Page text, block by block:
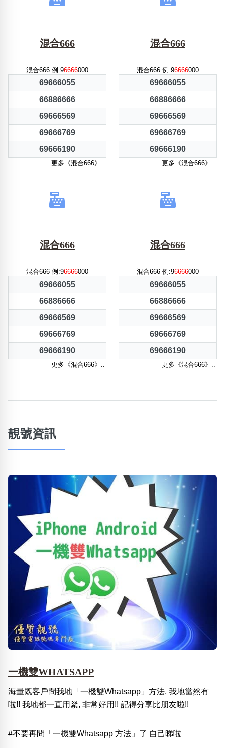
混合666
混合666 例:96666000
69666055
66886666
69666569
69666769
69666190
更多《混合666》..
混合666
混合666 例:96666000
69666055
66886666
69666569
69666769
69666190
更多《混合666》..
混合666
混合666 例:96666000
69666055
66886666
69666569
69666769
69666190
更多《混合666》..
混合666
混合666 例:96666000
69666055
66886666
69666569
69666769
69666190
更多《混合666》..
靚號資訊
一機雙WHATSAPP
海量既客戶問我地「一機雙Whatsapp」方法, 我地當然有
啦!! 我地都一直用緊, 非常好用!! 記得分享比朋友啦!!
#不要再問「一機雙Whatsapp 方法」了 自己睇啦